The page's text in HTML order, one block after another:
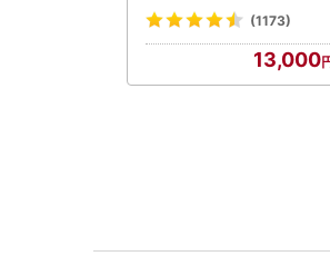
(1173)
13,000